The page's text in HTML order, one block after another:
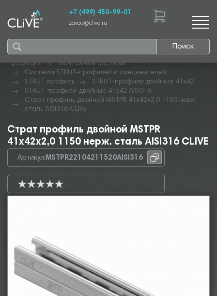
Поиск
+7 (499) 450-99-01
zavod@clive.ru
Продукция
Монтажные системы
Система STRUT-профилей и соединителей
STRUT профиль
STRUT-профили двойные 41х42
STRUT-профили двойные 41х42 AISI316
Страт профиль двойной MSTPR 41х42х2,0 1150 нерж.
сталь AISI316 CLIVE
Страт профиль двойной MSTPR
41х42х2,0 1150 нерж. сталь AISI316 CLIVE
Артикул:MSTPR22104211520AISI316